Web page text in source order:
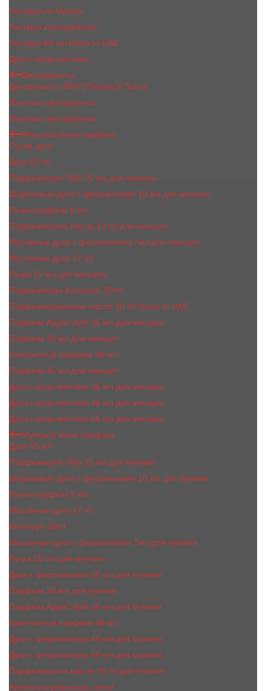
Тестеры Jо Malоnе
Тестеры Zarkoperfume
Тестеры 60 мл Made In UAE
Духи с феромонами
Дезодоранты
Дезодоранты BEA'S Beauty & Scent
Женские дезодоранты
Мужские дезодоранты
Женский мини парфюм
Сухие духи
Духи 65 ml
Парфюмерия Vilily 25 мл для женщин
Шариковые духи с феромонами 10 мл для женщин
Ручка-парфюм 8 мл
Парфюмерное масло 10 ml для женщин
Масляные духи c феромонами 7мл для женщин
Масляные духи 17 ml
Ручка 15 мл для женщин
Парфюмерия Kreasyon 20ml
Парфюмированное масло 20 ml Made In UAE
Парфюм Apple Style 35 мл для женщин
Парфюм 30 мл для женщин
Компактный парфюм 40 мл
Парфюм 45 мл для женщин
Духи с феромонами 35 мл для женщин
Духи с феромонами 45 мл для женщин
Духи с феромонами 55 мл для женщин
Мужской мини парфюм
Духи 65 мл
Парфюмерия Vilily 25 мл для мужчин
Шариковые духи с феромонами 10 мл для мужчин
Ручка-парфюм 8 мл
Масляные духи 17 ml
Kreasyon 20ml
Масляные духи c феромонами 7мл для мужчин
Ручка 15 мл для мужчин
Духи с феромонами 35 мл для мужчин
Парфюм 30 мл для мужчин
Парфюм Apple Style 35 мл для мужчин
Компактный парфюм 40 мл
Духи с феромонами 45 мл для мужчин
Духи с феромонами 55 мл для мужчин
Парфюмерное масло 10 ml для мужчин
Ароматизированные свечи